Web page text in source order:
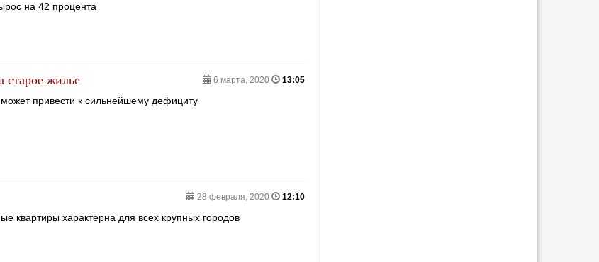
на 42 процента
6 марта, 2020 13:05
старое жилье
привести к сильнейшему дефициту
28 февраля, 2020 12:10
квартиры характерна для всех крупных городов